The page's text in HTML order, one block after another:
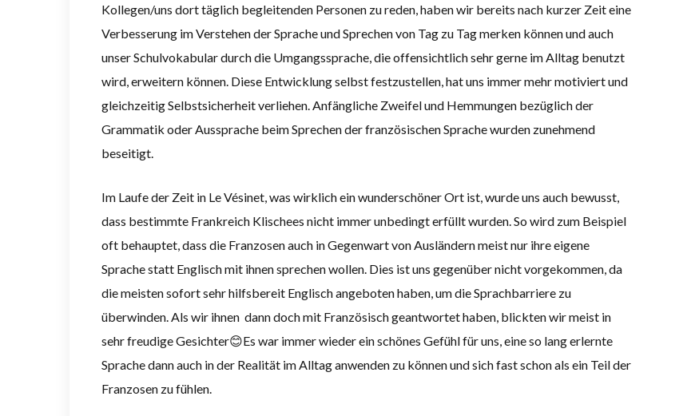
Kollegen/uns dort täglich begleitenden Personen zu reden, haben wir bereits nach kurzer Zeit eine
Verbesserung im Verstehen der Sprache und Sprechen von Tag zu Tag merken können und auch
unser Schulvokabular durch die Umgangssprache, die offensichtlich sehr gerne im Alltag benutzt
wird, erweitern können. Diese Entwicklung selbst festzustellen, hat uns immer mehr motiviert und
gleichzeitig Selbstsicherheit verliehen. Anfängliche Zweifel und Hemmungen bezüglich der
Grammatik oder Aussprache beim Sprechen der französischen Sprache wurden zunehmend
beseitigt.
Im Laufe der Zeit in Le Vésinet, was wirklich ein wunderschöner Ort ist, wurde uns auch bewusst,
dass bestimmte Frankreich Klischees nicht immer unbedingt erfüllt wurden. So wird zum Beispiel
oft behauptet, dass die Franzosen auch in Gegenwart von Ausländern meist nur ihre eigene
Sprache statt Englisch mit ihnen sprechen wollen. Dies ist uns gegenüber nicht vorgekommen, da
die meisten sofort sehr hilfsbereit Englisch angeboten haben, um die Sprachbarriere zu
überwinden. Als wir ihnen dann doch mit Französisch geantwortet haben, blickten wir meist in
sehr freudige Gesichter😊Es war immer wieder ein schönes Gefühl für uns, eine so lang erlernte
Sprache dann auch in der Realität im Alltag anwenden zu können und sich fast schon als ein Teil der
Franzosen zu fühlen.